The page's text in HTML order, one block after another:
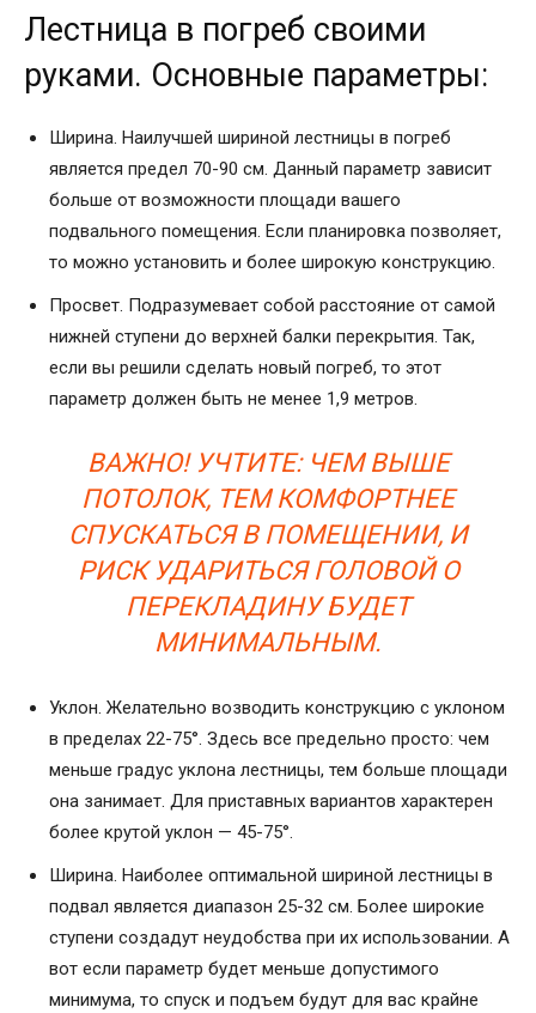
Лестница в погреб своими
руками. Основные параметры:
Ширина. Наилучшей шириной лестницы в погреб
является предел 70-90 см. Данный параметр зависит
больше от возможности площади вашего
подвального помещения. Если планировка позволяет,
то можно установить и более широкую конструкцию.
Просвет. Подразумевает собой расстояние от самой
нижней ступени до верхней балки перекрытия. Так,
если вы решили сделать новый погреб, то этот
параметр должен быть не менее 1,9 метров.
ВАЖНО! УЧТИТЕ: ЧЕМ ВЫШЕ
ПОТОЛОК, ТЕМ КОМФОРТНЕЕ
СПУСКАТЬСЯ В ПОМЕЩЕНИИ, И
РИСК УДАРИТЬСЯ ГОЛОВОЙ О
ПЕРЕКЛАДИНУ БУДЕТ
МИНИМАЛЬНЫМ.
Уклон. Желательно возводить конструкцию с уклоном
в пределах 22-75°. Здесь все предельно просто: чем
меньше градус уклона лестницы, тем больше площади
она занимает. Для приставных вариантов характерен
более крутой уклон — 45-75°.
Ширина. Наиболее оптимальной шириной лестницы в
подвал является диапазон 25-32 см. Более широкие
ступени создадут неудобства при их использовании. А
вот если параметр будет меньше допустимого
минимума, то спуск и подъем будут для вас крайне